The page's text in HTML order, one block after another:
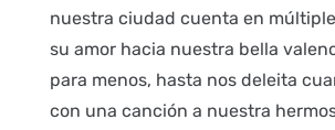
nuestra ciudad cuenta en
su amor hacia nuestra bella
para menos, hasta nos deleita
con una canción a nuestra